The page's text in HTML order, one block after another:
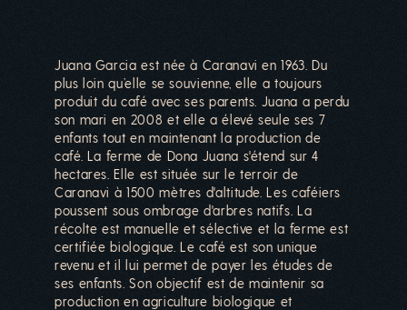
Juana Garcia est née à Caranavi en 1963. Du
plus loin qu’elle se souvienne, elle a toujours
produit du café avec ses parents. Juana a perdu
son mari en 2008 et elle a élevé seule ses 7
enfants tout en maintenant la production de
café. La ferme de Dona Juana s'étend sur 4
hectares. Elle est située sur le terroir de
Caranavi à 1500 mètres d'altitude. Les caféiers
poussent sous ombrage d'arbres natifs. La
récolte est manuelle et sélective et la ferme est
certifiée biologique. Le café est son unique
revenu et il lui permet de payer les études de
ses enfants. Son objectif est de maintenir sa
production en agriculture biologique et